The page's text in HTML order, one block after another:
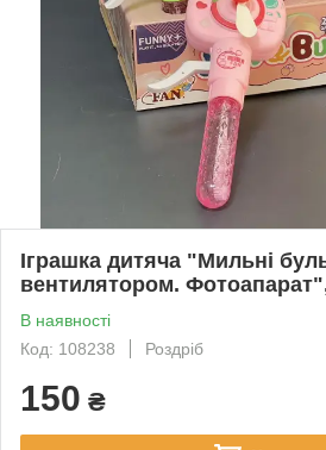
Іграшка дитяча "Мильні
вентилятором.
В наявності
Код: 108238
Роздріб
150 ₴